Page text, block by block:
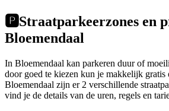
🅿️Straatparkeerzones en
Bloemendaal
In Bloemendaal kan parkeren duur of
door goed te kiezen kun je makkelijk gratis
Bloemendaal zijn er 2 verschillende
vind je de details van de uren, regels en